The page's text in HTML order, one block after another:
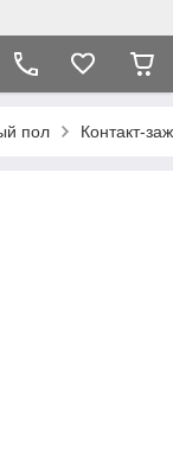
пол Контакт-